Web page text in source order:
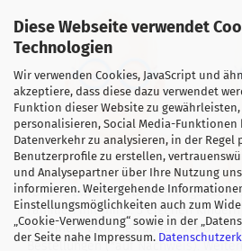
Diese Webseite verwendet
Technologien
Wir verwenden Cookies, JavaScript und
akzeptiere, dass diese dazu verwendet
Funktion dieser Website zu
personalisieren, Social Media-
Datenverkehr zu analysieren, in der Regel
Benutzerprofile zu erstellen,
und Analysepartner über Ihre Nutzung
informieren. Weitergehende
Einstellungsmöglichkeiten auch zum
„Cookie-Verwendung“ sowie in der
der Seite nahe Impressum.
Für alle Zwillings- &, Mehrlingseltern
Familien mit mind. 3 eigenen
wir einen "Zwillingsrabatt" in Höhe
Bestellungen (*auf Nachweis).